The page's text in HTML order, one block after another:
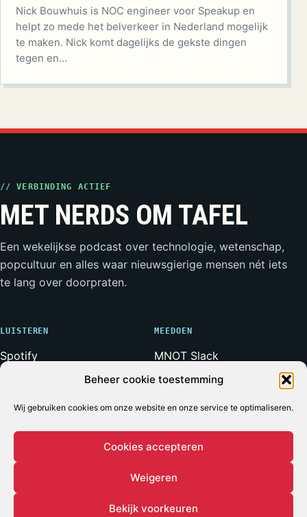
Beheer cookie toestemming
Wij gebruiken cookies om onze website en onze service te optimaliseren.
Cookies accepteren
Weigeren
Bekijk voorkeuren
Nick Bouwhuis is NOC engineer voor Speakup en
helpt zo mede het belverkeer in Nederland mogelijk
te maken. Nick komt dagelijks de gekste dingen
tegen en…
// VERBINDING ACTIEF
MET NERDS OM TAFEL
Een wekelijkse podcast over technologie, wetenschap,
popcultuur en alles waar nieuwsgierige mensen nét iets
te lang over doorpraten.
LUISTEREN
Spotify
RSS-feed
MEEDOEN
MNOT Slack
Weerwolven Slack
Adverteren
* Voor zover bij een podcast ooit iets volledig operationeel